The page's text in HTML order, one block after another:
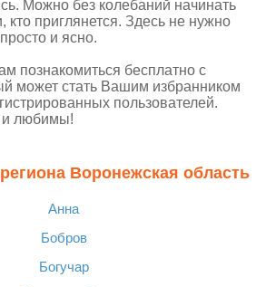
Можно без колебаний начинать
приглянется. Здесь не нужно
и ясно.
познакомиться бесплатно с
может стать Вашим избранником
пользователей.
и любимы!
Воронежская область
Анна
Бобров
Богучар